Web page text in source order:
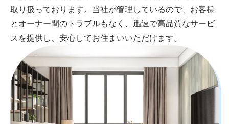
取り扱っております。当社が管理しているので、お客様
とオーナー間のトラブルもなく、迅速で高品質なサービ
スを提供し、安心してお住まいいただけます。